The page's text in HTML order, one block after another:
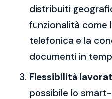
distribuiti
funzionalità come
telefonica e la
documenti in
Flessibilità
possibile lo